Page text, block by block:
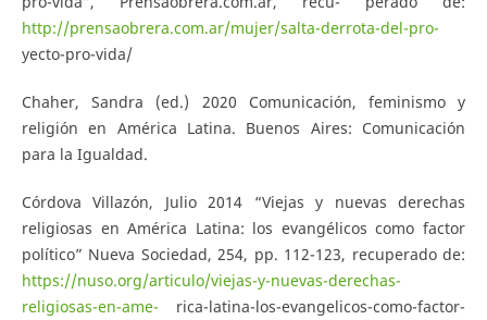
http://prensaobrera.com.ar/mujer/salta-derrota-del-pro-
yecto-pro-vida/
Chaher, Sandra (ed.) 2020 Comunicación, feminismo y
religión en América Latina. Buenos Aires: Comunicación
para la Igualdad.
Córdova Villazón, Julio 2014 “Viejas y nuevas derechas
religiosas en América Latina: los evangélicos como factor
político” Nueva Sociedad, 254, pp. 112-123, recuperado de:
https://nuso.org/articulo/viejas-y-nuevas-derechas-
religiosas-en-ame- rica-latina-los-evangelicos-como-factor-